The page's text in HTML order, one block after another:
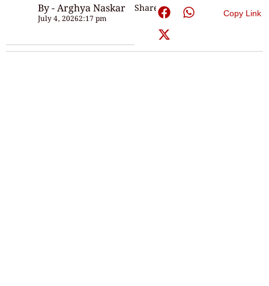
By - Arghya Naskar
July 4, 20262:17 pm
Share: Copy Link